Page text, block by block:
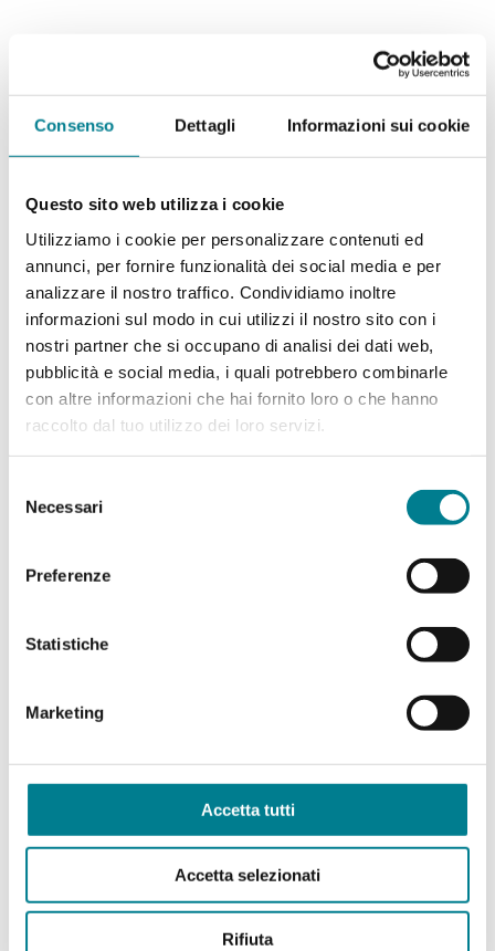
Consenso Dettagli Informazioni sui cookie
Questo sito web utilizza i cookie
Utilizziamo i cookie per personalizzare contenuti ed
annunci, per fornire funzionalità dei social media e per
analizzare il nostro traffico. Condividiamo inoltre
informazioni sul modo in cui utilizzi il nostro sito con i
nostri partner che si occupano di analisi dei dati web,
pubblicità e social media, i quali potrebbero combinarle
con altre informazioni che hai fornito loro o che hanno
raccolto dal tuo utilizzo dei loro servizi.
delNecessari
Preferenze
Statistiche
Marketing
Accetta tutti
Accetta selezionati
Rifiuta
Storia della chiesa e arciconfraternita
La storia secolare del Monte San Salvatore e
della sua chiesa.
Fiaba
Scopri le fiabe relative al Monte San Salvatore.